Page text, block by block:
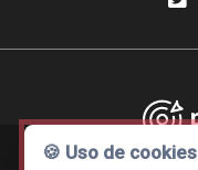
🍪 Uso de cookies